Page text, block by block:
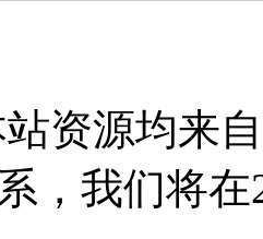
资源均来
，我们将